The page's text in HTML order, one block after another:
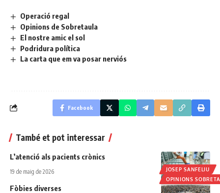
Operació regal
Opinions de Sobretaula
El nostre amic el sol
Podridura política
La carta que em va posar nerviós
Facebook
També et pot interessar
JOSEP SANFELIU
OPINIONS
L’atenció als pacients crònics
19 de maig de 2026
Fòbies diverses